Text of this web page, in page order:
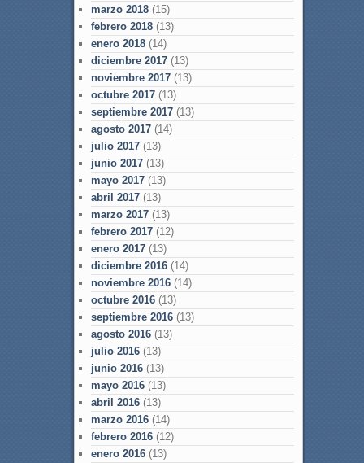
marzo 2018(15)
febrero 2018(13)
enero 2018(14)
diciembre 2017(13)
noviembre 2017(13)
octubre 2017(13)
septiembre 2017(13)
agosto 2017(14)
julio 2017(13)
junio 2017(13)
mayo 2017(13)
abril 2017(13)
marzo 2017(13)
febrero 2017(12)
enero 2017(13)
diciembre 2016(14)
noviembre 2016(14)
octubre 2016(13)
septiembre 2016(13)
agosto 2016(13)
julio 2016(13)
junio 2016(13)
mayo 2016(13)
abril 2016(13)
marzo 2016(14)
febrero 2016(12)
enero 2016(13)